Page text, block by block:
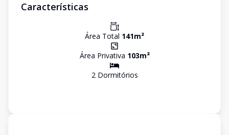
Características
Área Total 141m²
Área Privativa 103m²
2Dormitórios